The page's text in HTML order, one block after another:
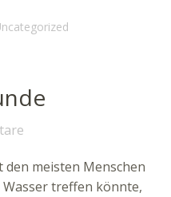
den meisten Menschen
treffen könnte,